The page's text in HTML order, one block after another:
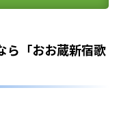
ら「おお蔵新宿歌